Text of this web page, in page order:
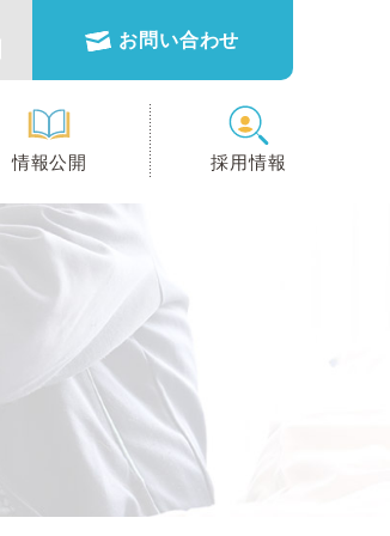
お問い合わせ
情報公開 採用情報